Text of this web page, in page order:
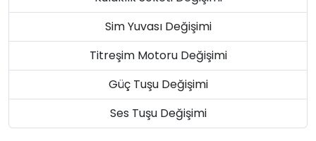
Sim Yuvası Değişimi
Titreşim Motoru Değişimi
Güç Tuşu Değişimi
Ses Tuşu Değişimi